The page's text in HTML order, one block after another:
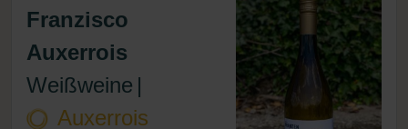
Franzisco
Auxerrois
Weißweine |
Auxerrois